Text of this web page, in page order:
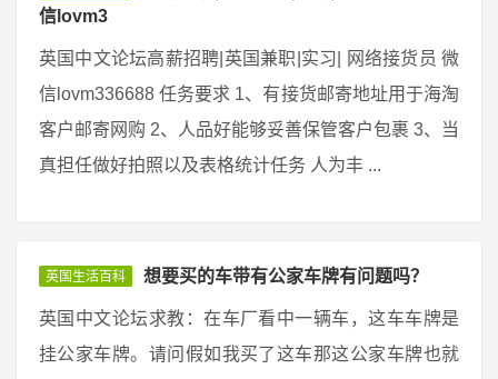
信lovm3
英国中文论坛高薪招聘|英国兼职|实习| 网络接货员 微
信lovm336688 任务要求 1、有接货邮寄地址用于海淘
客户邮寄网购 2、人品好能够妥善保管客户包裹 3、当
真担任做好拍照以及表格统计任务 人为丰 ...
英国生活百科 想要买的车带有公家车牌有问题吗？
英国中文论坛求教：在车厂看中一辆车，这车车牌是
挂公家车牌。请问假如我买了这车那这公家车牌也就